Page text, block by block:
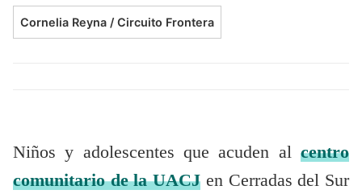
Cornelia Reyna / Circuito Frontera
Niños y adolescentes que acuden al centro
comunitario de la UACJ en Cerradas del Sur